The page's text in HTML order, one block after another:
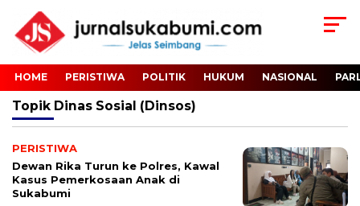
HOME PERISTIWA POLITIK HUKUM NASIONAL
Topik Dinas Sosial (Dinsos)
PERISTIWA
Dewan Rika Turun ke Polres, Kawal
Kasus Pemerkosaan Anak di
Sukabumi